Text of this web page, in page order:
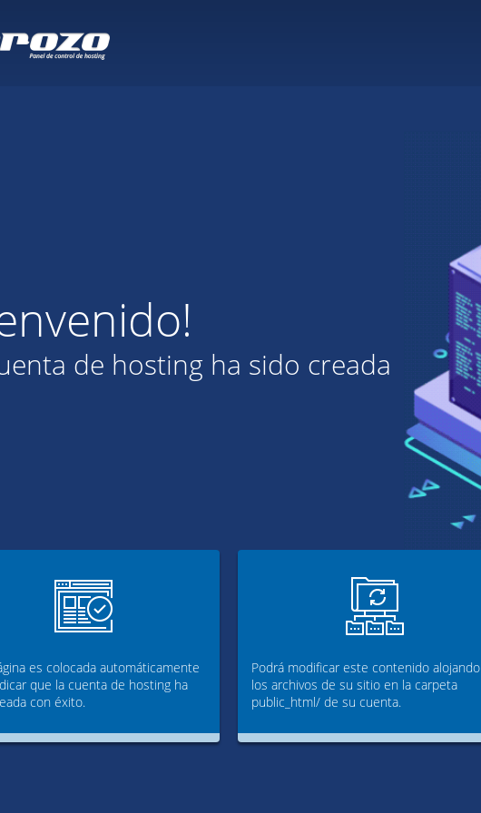
de hosting ha sido creada
es colocada automáticamente
que la cuenta de hosting ha
con éxito.
Podrá modificar este contenido alojando
los archivos de su sitio en la carpeta
public_html/ de su cuenta.